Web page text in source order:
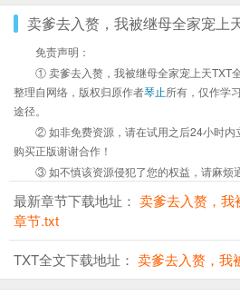
卖爹去入赘，我被继母全家宠上
免责声明：
① 卖爹去入赘，我被继母全家宠上天TXT
整理自网络，版权归原作者琴止所有，仅作学
途径。
② 如非免费资源，请在试用之后24小时内
购买正版谢谢合作！
③ 如不慎该资源侵犯了您的权益，请麻烦
最新章节下载地址： 卖爹去入赘，我
章节.txt
TXT全文下载地址： 卖爹去入赘，我